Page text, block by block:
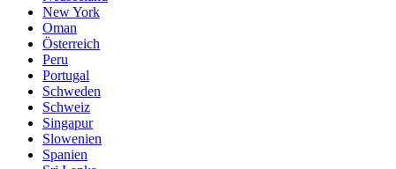
New York
Oman
Österreich
Peru
Portugal
Schweden
Schweiz
Singapur
Slowenien
Spanien